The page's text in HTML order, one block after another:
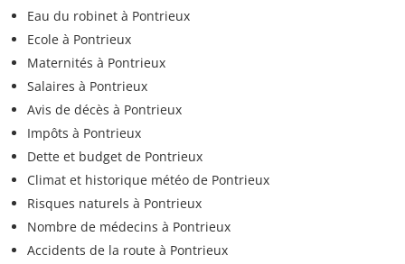
Eau du robinet à Pontrieux
Ecole à Pontrieux
Maternités à Pontrieux
Salaires à Pontrieux
Avis de décès à Pontrieux
Impôts à Pontrieux
Dette et budget de Pontrieux
Climat et historique météo de Pontrieux
Risques naturels à Pontrieux
Nombre de médecins à Pontrieux
Accidents de la route à Pontrieux